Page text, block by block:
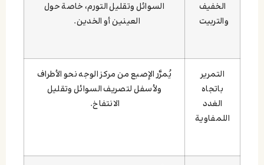
الخفيف
والتربيت
السوائل وتقليل التورم، خاصة حول
العينين أو الخدين.
التمرير
باتجاه
الغدد
اللمفاوية
يُمرَّر الإصبع من مركز الوجه نحو الأطراف
ولأسفل لتصريف السوائل وتقليل
الانتفاخ.